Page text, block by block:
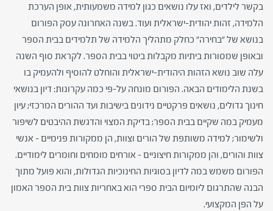
בקשר לילדים, ואז עלו נושאים כגון למידה משמעותית, אופן הערכת
הלמידה, זהות יהודית-ישראלית ועוד. בשנה האחרונה עסק הפורום
בנושא של "בחירה" כחלק מתהליך הלמידה של תלמידים בבית הספר
ובאופן שמסורות ביתיות מקבלות ביטוי בבית הספר. לקראת סוף השנה
עלה שוב נושא הזהות היהודית-ישראלית והוחלט להוסיף ולהעמיק בו
בשנת הלימודים הבאה. הפורום מונחה על-פי כמה עקרונות: דיון בנושאי
חינוך גדולים, נושאים פרקטיים נידונים בישיבות ועד ההורים המרכזי; עיון
מעמיק במה שקיים בבית הספר; בדיקת המצוי והדגשת ההיבטים לשיפור
ולשימור; למידה משותפת של הורים וצוות, הן ממקורות פנימיים – אנשי
צוות והורים, והן ממקורות חיצוניים – אורחים מומחים וחומרים לימודיים.
הפורום משמש במה לדיון בסוגיות החינוכיות הגדולות, והוא פועל מתוך
הבנה שהתרגום ליומיום הבית ספרי הוא באחריות צוות בית הספר האמון
על הפן המקצועי.